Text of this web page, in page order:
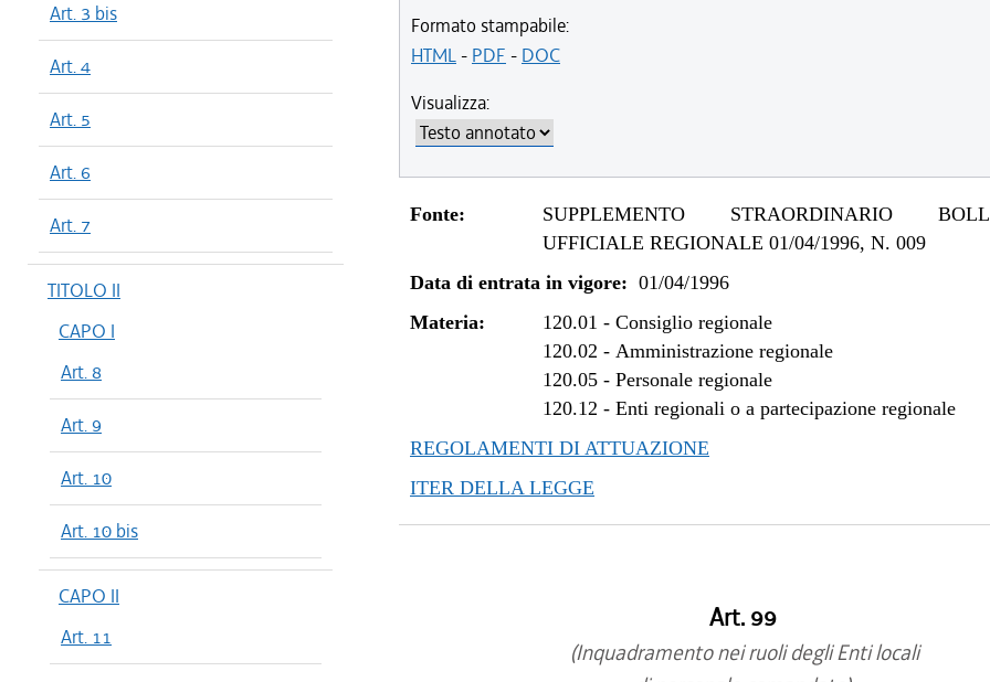
Art. 3 bis
Art. 4
Art. 5
Art. 6
Art. 7
TITOLO II
CAPO I
Art. 8
Art. 9
Art. 10
Art. 10 bis
CAPO II
Art. 11
Formato stampabile:
HTML- PDF - DOC
Visualizza:
Fonte:
SUPPLEMENTO STRAORDINARIO
UFFICIALE REGIONALE 01/04/1996, N. 009
Data di entrata in vigore: 01/04/1996
Materia:
120.01 -Consiglio regionale
120.02 -Amministrazione regionale
120.05 -Personale regionale
120.12 -Enti regionali o a partecipazione regionale
REGOLAMENTI DI ATTUAZIONE
ITER DELLA LEGGE
Art. 99
(Inquadramento nei ruoli degli Enti locali